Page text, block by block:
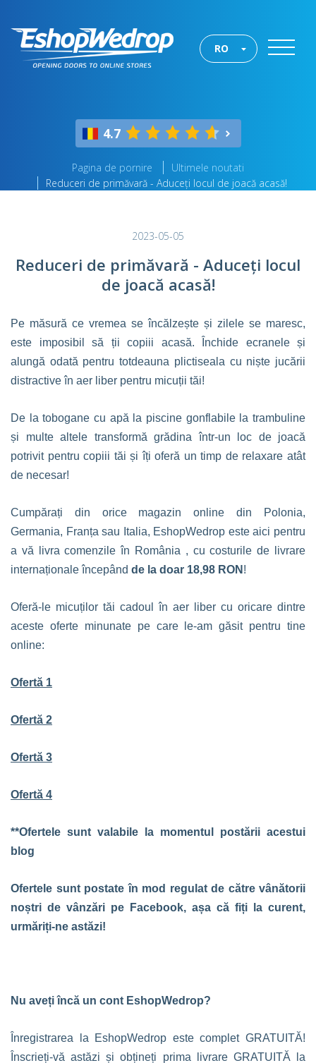
RO
4.7
Pagina de pornire
Ultimele noutati
Reduceri de primăvară - Aduceți locul de joacă acasă!
2023-05-05
Reduceri de primăvară - Aduceți locul
de joacă acasă!
Pe măsură ce vremea se încălzește și zilele se maresc,
este imposibil să ții copiii acasă. Închide ecranele și
alungă odată pentru totdeauna plictiseala cu niște jucării
distractive în aer liber pentru micuții tăi!
De la tobogane cu apă la piscine gonflabile la trambuline
și multe altele transformă grădina într-un loc de joacă
potrivit pentru copiii tăi și îți oferă un timp de relaxare atât
de necesar!
Cumpărați din orice magazin online din Polonia,
Germania, Franța sau Italia, EshopWedrop este aici pentru
a vă livra comenzile în România , cu costurile de livrare
internaționale începând de la doar 18,98 RON !
Oferă-le micuților tăi cadoul în aer liber cu oricare dintre
aceste oferte minunate pe care le-am găsit pentru tine
online:
Ofertă 1
Ofertă 2
Ofertă 3
Ofertă 4
**Ofertele sunt valabile la momentul postării acestui
blog
Ofertele sunt postate în mod regulat de către vânătorii
noștri de vânzări pe Facebook, așa că fiți la curent,
urmăriți-ne astăzi!
Nu aveți încă un cont EshopWedrop?
Înregistrarea la EshopWedrop este complet GRATUITĂ!
Înscrieți-vă astăzi și obțineți prima livrare GRATUITĂ la